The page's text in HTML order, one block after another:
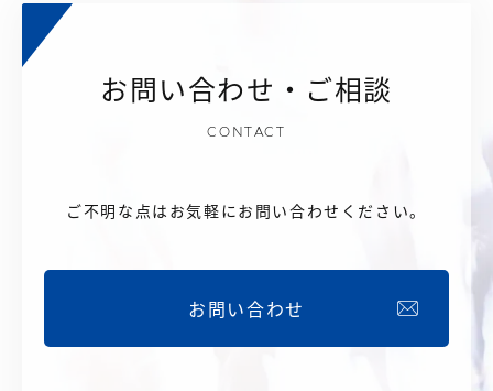
お問い合わせ・ご相談
CONTACT
ご不明な点はお気軽にお問い合わせください。
お問い合わせ